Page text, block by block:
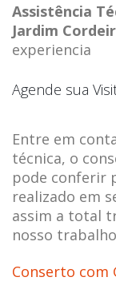
Assistência
Jardim
experiencia
Agende sua
Entre em
técnica, o
pode conferir
realizado em
assim a total
nosso
Conserto com